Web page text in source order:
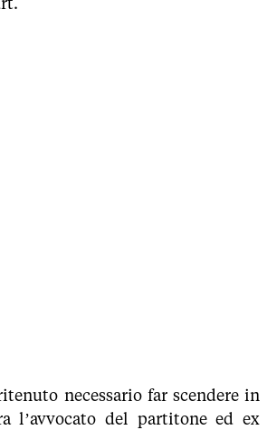
necessario far scendere in
l’avvocato del partitone ed ex